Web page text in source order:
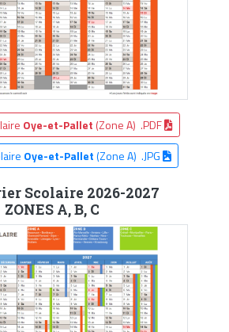
Oye-et-Pallet (Zone A) .PDF
Oye-et-Pallet(Zone A) .JPG
Scolaire 2026-2027
ZONES A, B, C